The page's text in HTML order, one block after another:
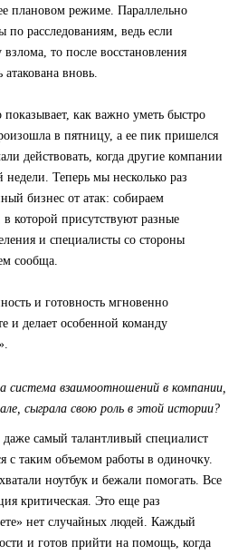
плановом режиме. Параллельно
по расследованиям, ведь если
то после восстановления
вновь.
показывает, как важно уметь быстро
в пятницу, а ее пик пришелся
действовать, когда другие компании
недели. Теперь мы несколько раз
бизнес от атак: собираем
которой присутствуют разные
и специалисты со стороны
сообща.
и готовность мгновенно
и делает особенной команду
взаимоотношений в компании,
сыграла свою роль в этой истории?
самый талантливый специалист
с таким объемом работы в одиночку.
ноутбук и бежали помогать. Все
критическая. Это еще раз
нет случайных людей. Каждый
и готов прийти на помощь, когда